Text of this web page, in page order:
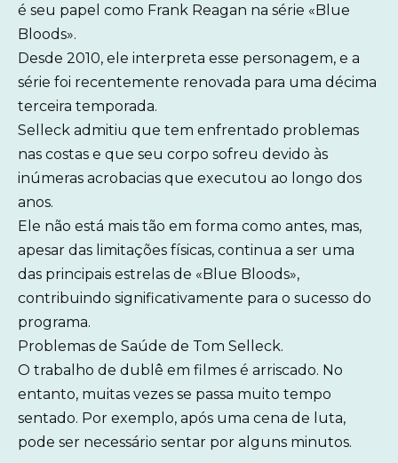
é seu papel como Frank Reagan na série «Blue
Bloods».
Desde 2010, ele interpreta esse personagem, e a
série foi recentemente renovada para uma décima
terceira temporada.
Selleck admitiu que tem enfrentado problemas
nas costas e que seu corpo sofreu devido às
inúmeras acrobacias que executou ao longo dos
anos.
Ele não está mais tão em forma como antes, mas,
apesar das limitações físicas, continua a ser uma
das principais estrelas de «Blue Bloods»,
contribuindo significativamente para o sucesso do
programa.
Problemas de Saúde de Tom Selleck.
O trabalho de dublê em filmes é arriscado. No
entanto, muitas vezes se passa muito tempo
sentado. Por exemplo, após uma cena de luta,
pode ser necessário sentar por alguns minutos.